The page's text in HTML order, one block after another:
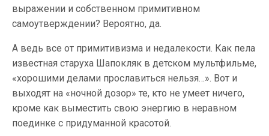
выражении и собственном примитивном
самоутверждении? Вероятно, да.
А ведь все от примитивизма и недалекости. Как пела
известная старуха Шапокляк в детском мультфильме,
«хорошими делами прославиться нельзя…». Вот и
выходят на «ночной дозор» те, кто не умеет ничего,
кроме как выместить свою энергию в неравном
поединке с придуманной красотой.